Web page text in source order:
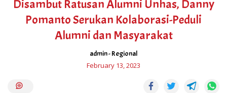
Disambut Ratusan Alumni Unhas, Danny
Pomanto Serukan Kolaborasi-Peduli
Alumni dan Masyarakat
admin-Regional
February 13, 2023